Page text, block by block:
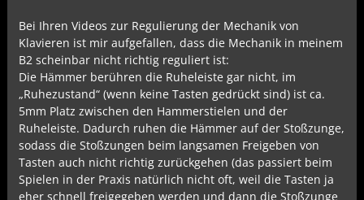
Bei Ihren Videos zur Regulierung der Mechanik von
Klavieren ist mir aufgefallen, dass die Mechanik in meinem
B2 scheinbar nicht richtig reguliert ist:
Die Hämmer berühren die Ruheleiste gar nicht, im
„Ruhezustand“ (wenn keine Tasten gedrückt sind) ist ca.
5mm Platz zwischen den Hammerstielen und der
Ruheleiste. Dadurch ruhen die Hämmer auf der Stoßzunge,
sodass die Stoßzungen beim langsamen Freigeben von
Tasten auch nicht richtig zurückgehen (das passiert beim
Spielen in der Praxis natürlich nicht oft, weil die Tasten ja
eher schnell freigegeben werden und dann die Stoßzunge